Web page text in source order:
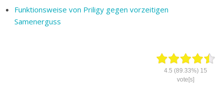
Funktionsweise von Priligy gegen vorzeitigen
Samenerguss
4.5 (89.33%) 15
vote[s]